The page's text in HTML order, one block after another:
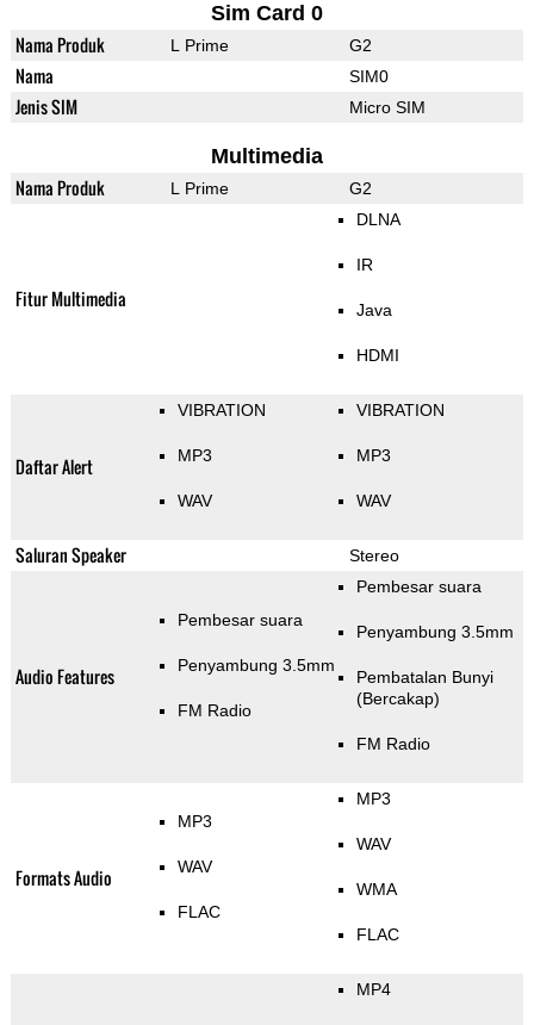
Sim Card 0
Nama Produk L Prime G2
Nama SIM0
Jenis SIM Micro SIM
Multimedia
Nama Produk L Prime G2
Fitur Multimedia
DLNA
IR
Java
HDMI
Daftar Alert
VIBRATION
MP3
WAV
VIBRATION
MP3
WAV
Saluran Speaker Stereo
Audio Features
Pembesar suara
Penyambung 3.5mm
FM Radio
Pembesar suara
Penyambung 3.5mm
Pembatalan Bunyi
(Bercakap)
FM Radio
Formats Audio
MP3
WAV
FLAC
MP3
WAV
WMA
FLAC
MP4